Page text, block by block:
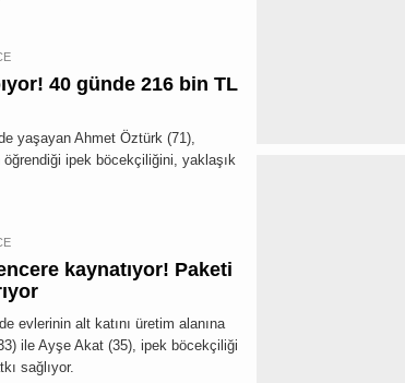
40 günde 216 bin TL
yaşayan Ahmet Öztürk (71),
öğrendiği ipek böcekçiliğini, yaklaşık
kaynatıyor! Paketi
evlerinin alt katını üretim alanına
ile Ayşe Akat (35), ipek böcekçiliği
sağlıyor.